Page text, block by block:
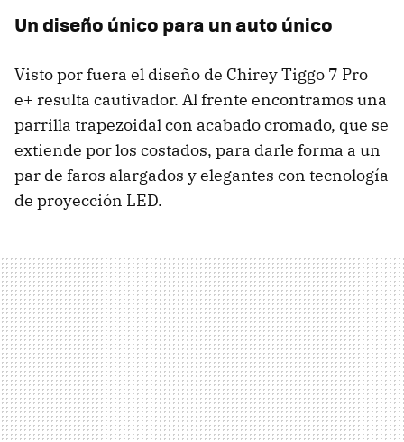
Un diseño único para un auto único
Visto por fuera el diseño de Chirey Tiggo 7 Pro
e+ resulta cautivador. Al frente encontramos una
parrilla trapezoidal con acabado cromado, que se
extiende por los costados, para darle forma a un
par de faros alargados y elegantes con tecnología
de proyección LED.